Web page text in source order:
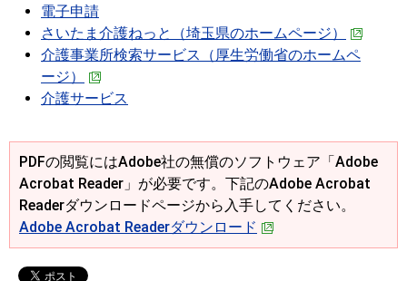
電子申請
さいたま介護ねっと（埼玉県のホームページ）
介護事業所検索サービス（厚生労働省のホームペ
ージ）
介護サービス
PDFの閲覧にはAdobe社の無償のソフトウェア「Adobe
Acrobat Reader」が必要です。下記のAdobe Acrobat
Readerダウンロードページから入手してください。
Adobe Acrobat Readerダウンロード